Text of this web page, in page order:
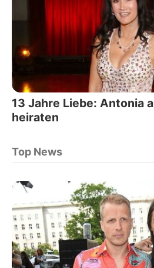
13 Jahre Liebe: Antonia
heiraten
Top News